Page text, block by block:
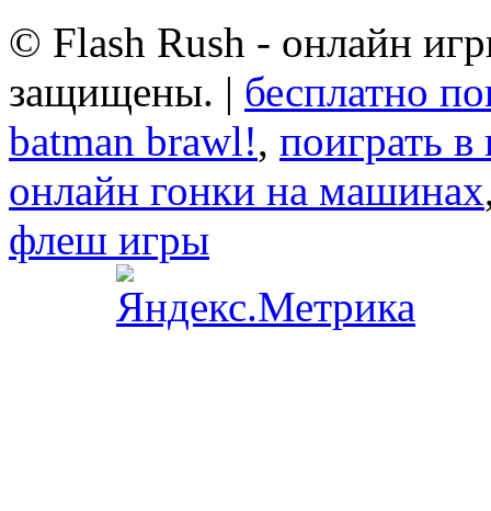
© Flash Rush - онлайн
защищены. | бесплатно
batman brawl!, поиграть
онлайн гонки на машинах
флеш игры